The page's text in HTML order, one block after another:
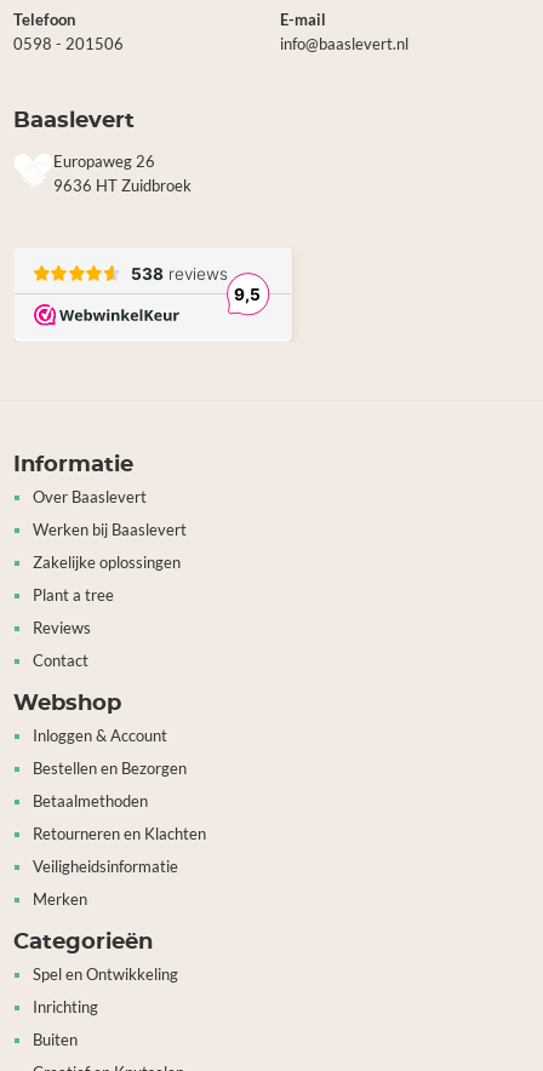
Telefoon
0598 - 201506
E-mail
info@baaslevert.nl
Baaslevert
Europaweg 26
9636 HT Zuidbroek
Informatie
Over Baaslevert
Werken bij Baaslevert
Zakelijke oplossingen
Plant a tree
Reviews
Contact
Webshop
Inloggen & Account
Bestellen en Bezorgen
Betaalmethoden
Retourneren en Klachten
Veiligheidsinformatie
Merken
Categorieën
Spel en Ontwikkeling
Inrichting
Buiten